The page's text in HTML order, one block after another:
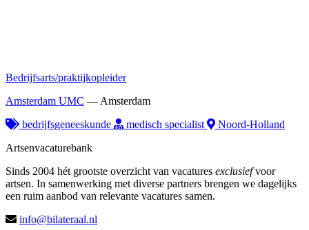
Bedrijfsarts/praktijkopleider
Amsterdam UMC — Amsterdam
bedrijfsgeneeskunde
medisch specialist
Noord-Holland
Artsenvacaturebank
Sinds 2004 hét grootste overzicht van vacatures exclusiefvoor
artsen. In samenwerking met diverse partners brengen we dagelijks
een ruim aanbod van relevante vacatures samen.
info@bilateraal.nl